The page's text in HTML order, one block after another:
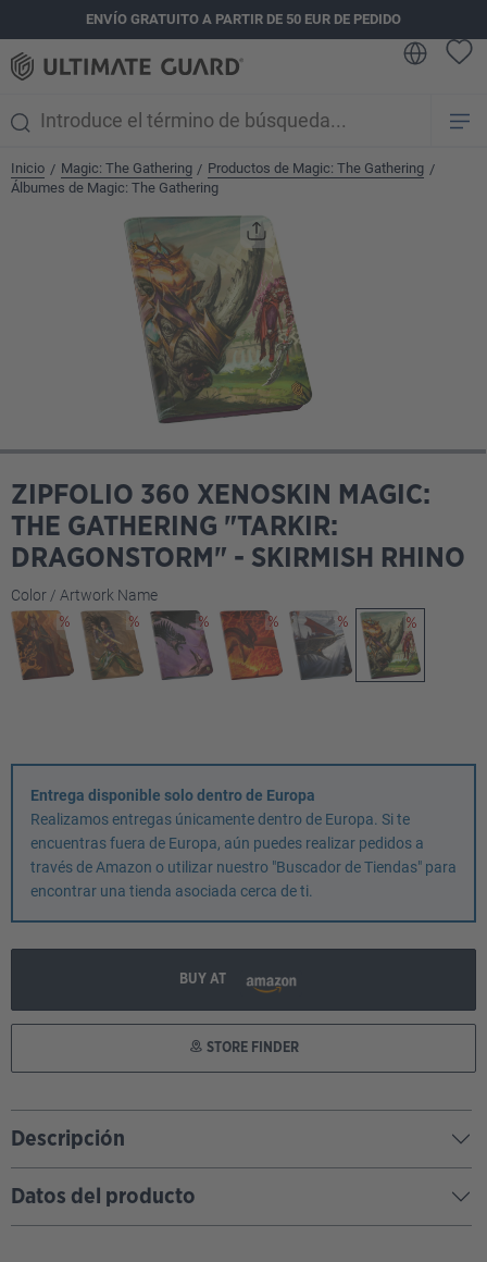
principalENVÍO GRATUITO A PARTIR DE 50 EUR DE PEDIDO
Inicio / Magic: The Gathering / Productos de Magic: The Gathering /
Álbumes de Magic: The Gathering
Omitir galería de imágenes
ZIPFOLIO 360 XENOSKIN MAGIC:
THE GATHERING "TARKIR:
DRAGONSTORM" - SKIRMISH RHINO
Seleccione
Color / Artwork Name
Entrega disponible solo dentro de Europa
Realizamos entregas únicamente dentro de Europa. Si te
encuentras fuera de Europa, aún puedes realizar pedidos a
través de Amazon o utilizar nuestro "Buscador de Tiendas" para
encontrar una tienda asociada cerca de ti.
BUY AT
STORE FINDER
Descripción
Datos del producto